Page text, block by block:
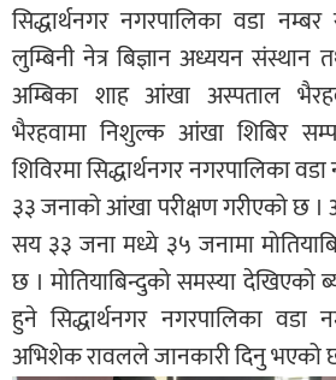
सिद्धार्थनगर नगरपालिका वडा
लुम्बिनी नेत्र बिज्ञान अध्ययन संस्थान
अम्बिका शाह आंखा अस्पताल
भैरहवामा निशुल्क आंखा शिबिर
शिविरमा सिद्धार्थनगर नगरपालिका
३३ जनाको आंखा परीक्षण गरीएको छ ।
सय ३३ जना मध्ये ३५ जनामा
छ । मोतियाबिन्दुको समस्या देखिएको
हुने सिद्धार्थनगर नगरपालिका
अभिशेक रावलले जानकारी दिनु भएको